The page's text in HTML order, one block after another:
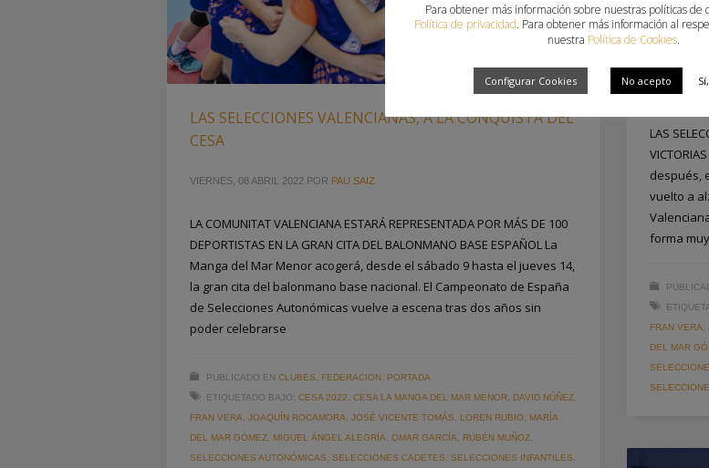
SÁBADO,
LAS
después,
vuelto a
forma
FRAN VERA
DEL MAR
LAS SELECCIONES VALENCIANAS, A LA CONQUISTA DEL
CESA
VIERNES, 08 ABRIL 2022 POR PAU SAIZ
LA COMUNITAT VALENCIANA ESTARÁ REPRESENTADA POR MÁS DE 100
DEPORTISTAS EN LA GRAN CITA DEL BALONMANO BASE ESPAÑOL La
Manga del Mar Menor acogerá, desde el sábado 9 hasta el jueves 14,
la gran cita del balonmano base nacional. El Campeonato de España
de Selecciones Autonómicas vuelve a escena tras dos años sin
poder celebrarse
PUBLICADO EN CLUBES FEDERACION
PORTADA
ETIQUETADO BAJO: CESA 2022 CESA LA MANGA DEL MAR MENOR DAVID NÚÑEZ
FRAN VERA
JOAQUÍN ROCAMORA JOSÉ VICENTE TOMÁS LOREN RUBIO
MARÍA
DEL MAR GÓMEZ
MIGUEL ÁNGEL ALEGRÍA OMAR GARCÍA RUBÉN MUÑOZ
SELECCIONES AUTONÓMICAS
SELECCIONES CADETES SELECCIONES INFANTILES
Para obtener más información sobre nuestras políticas de
Política de privacidad. Para obtener más información al
nuestra Política de Cookies.
Configurar Cookies No acepto